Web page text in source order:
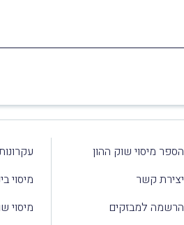
הספר מיסוי שוק ההון
יצירת קשר
הרשמה למבזקים
מיסוי
מיסוי